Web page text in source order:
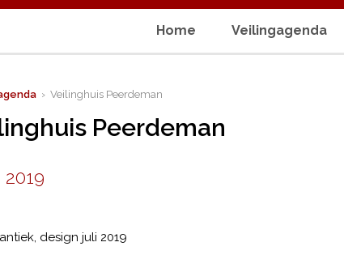
Home Veilingagenda
› Veilinghuis Peerdeman
Peerdeman
design juli 2019